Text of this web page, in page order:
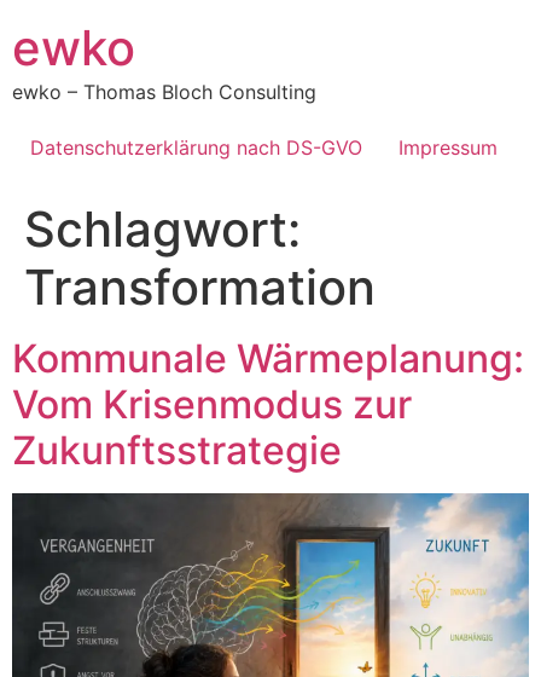
Inhalt
springen
ewko
ewko – Thomas Bloch Consulting
Datenschutzerklärung nach DS-GVO Impressum
Schlagwort:
Transformation
Kommunale Wärmeplanung:
Vom Krisenmodus zur
Zukunftsstrategie